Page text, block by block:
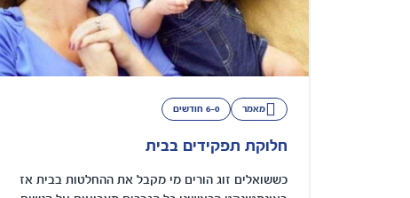
מאמר 6-0 חודשים
חלוקת תפקידים בבית
כששואלים זוג הורים מי מקבל את ההחלטות בבית אז